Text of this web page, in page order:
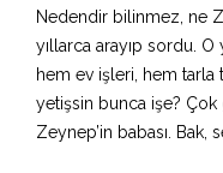
Nedendir bilinmez, ne
yıllarca arayıp sordu.
hem ev işleri, hem tarla
yetişsin bunca işe?
Zeynep’in babası. Bak,